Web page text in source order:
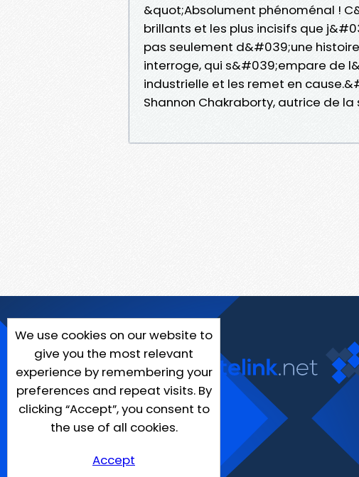
&quot;Absolument phénoménal !
brillants et les plus incisifs que
pas seulement d&#039;une
interroge, qui s&#039;empare de
industrielle et les remet en
Shannon Chakraborty, autrice de
We use cookies on our website to
give you the most relevant
experience by remembering your
preferences and repeat visits. By
clicking “Accept”, you consent to
the use of all cookies.
Accept